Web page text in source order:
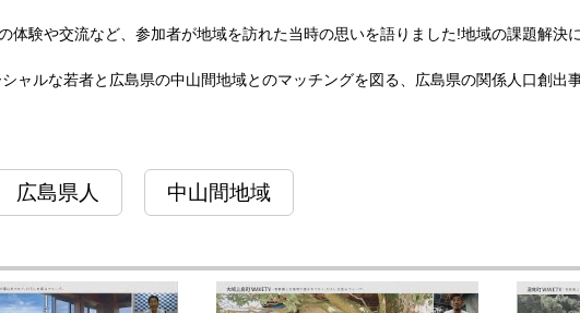
験や交流など、参加者が地域を訪れた当時の思いを語りました!地域の課題解決
ャルな若者と広島県の中山間地域とのマッチングを図る、広島県の関係人口創出事
島県人 中山間地域